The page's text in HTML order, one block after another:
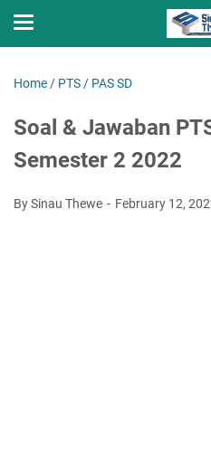
Home / PTS / PAS SD
Soal & Jawaban
Semester 2 2022
By Sinau Thewe February 12,